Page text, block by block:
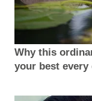
Why this
your best every